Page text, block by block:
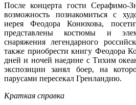
После концерта гости Серафимо-
возможность познакомиться с
иерея Феодора Конюхова,
представлены костюмы и
снаряжения легендарного
также приобрести книгу Феодора
дней и ночей наедине с Тихим
экспозиции занял боер, на
парусами пересекал Гренландию.
Краткая справка